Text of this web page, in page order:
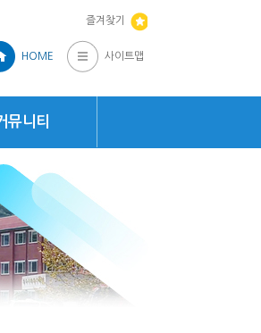
즐겨찾기
HOME 사이트맵
뮤니티